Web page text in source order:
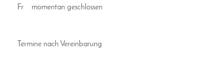
Fr momentan geschlossen
Termine nach Vereinbarung